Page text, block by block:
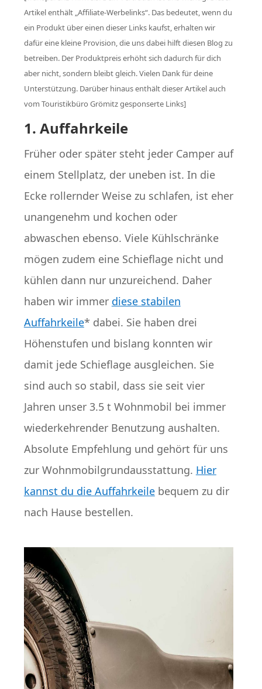
Artikel enthält „Affiliate-Werbelinks“. Das bedeutet, wenn du
ein Produkt über einen dieser Links kaufst, erhalten wir
dafür eine kleine Provision, die uns dabei hilft diesen Blog zu
betreiben. Der Produktpreis erhöht sich dadurch für dich
aber nicht, sondern bleibt gleich. Vielen Dank für deine
Unterstützung. Darüber hinaus enthält dieser Artikel auch
vom Touristikbüro Grömitz gesponserte Links]
1. Auffahrkeile
Früher oder später steht jeder Camper auf
einem Stellplatz, der uneben ist. In die
Ecke rollernder Weise zu schlafen, ist eher
unangenehm und kochen oder
abwaschen ebenso. Viele Kühlschränke
mögen zudem eine Schieflage nicht und
kühlen dann nur unzureichend. Daher
haben wir immer diese stabilen
Auffahrkeile* dabei. Sie haben drei
Höhenstufen und bislang konnten wir
damit jede Schieflage ausgleichen. Sie
sind auch so stabil, dass sie seit vier
Jahren unser 3.5 t Wohnmobil bei immer
wiederkehrender Benutzung aushalten.
Absolute Empfehlung und gehört für uns
zur Wohnmobilgrundausstattung. Hier
kannst du die Auffahrkeilebequem zu dir
nach Hause bestellen.